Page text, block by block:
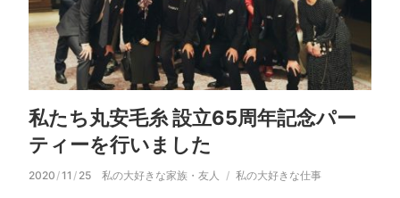
2020 /11 / 25
私たち丸安毛糸 設立65周年記念パー
ティーを行いました
私の大好きな家族・友人 私の大好きな仕事